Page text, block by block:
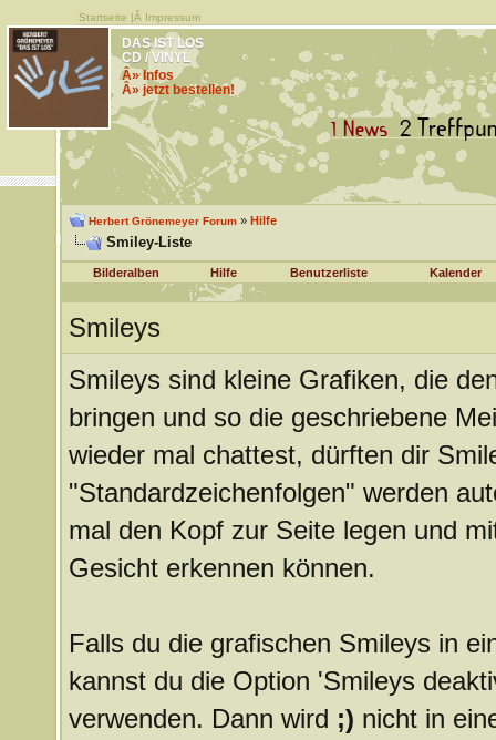
Startseite |Â Impressum
DAS IST LOS
CD / VINYL
Â» Infos
Â» jetzt bestellen!
Herbert Grönemeyer Forum» Hilfe
Smiley-Liste
Bilderalben Hilfe Benutzerliste Kalender
Smileys
Smileys sind kleine Grafiken, die
bringen und so die geschriebene
wieder mal chattest, dürften dir
"Standardzeichenfolgen" werden
mal den Kopf zur Seite legen und
Gesicht erkennen können.
Falls du die grafischen Smileys in
kannst du die Option 'Smileys
verwenden. Dann wird ;) nicht in